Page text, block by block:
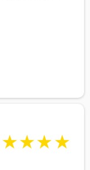
★★★★